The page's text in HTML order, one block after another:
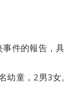
件的報告，具
幼童，2男3女。